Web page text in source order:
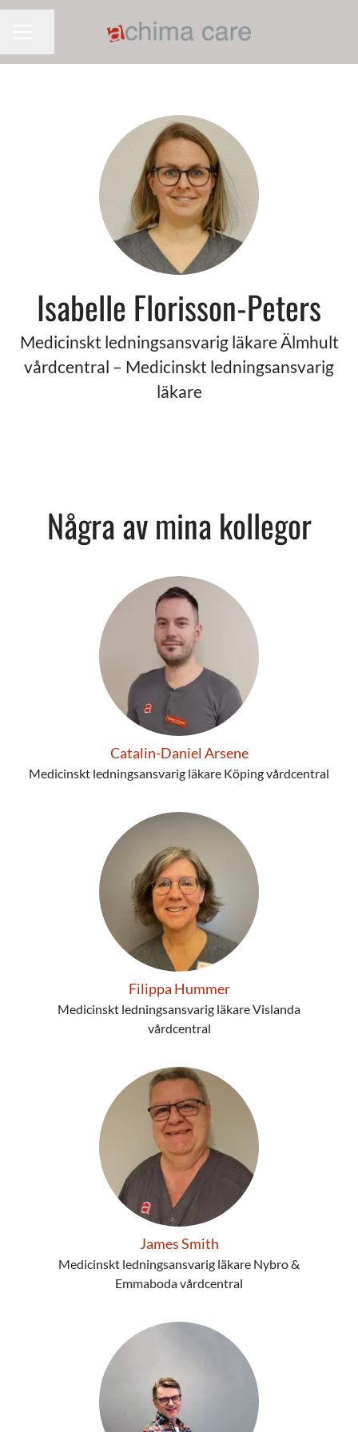
Isabelle Florisson-Peters
Medicinskt ledningsansvarig läkare Älmhult
vårdcentral – Medicinskt ledningsansvarig
läkare
Några av mina kollegor
Catalin-Daniel Arsene
Medicinskt ledningsansvarig läkare Köping vårdcentral
Filippa Hummer
Medicinskt ledningsansvarig läkare Vislanda
vårdcentral
James Smith
Medicinskt ledningsansvarig läkare Nybro &
Emmaboda vårdcentral